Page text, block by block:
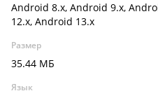
Android 8.x, Android 9.x,
12.x, Android 13.x
Размер
35.44 МБ
Язык